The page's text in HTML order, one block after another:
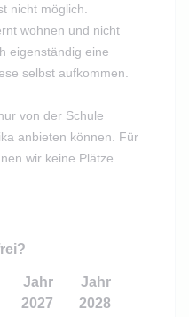
nicht möglich.
wohnen und nicht
eigenständig eine
selbst aufkommen.
von der Schule
anbieten können. Für
wir keine Plätze
Jahr
2027
Jahr
2028